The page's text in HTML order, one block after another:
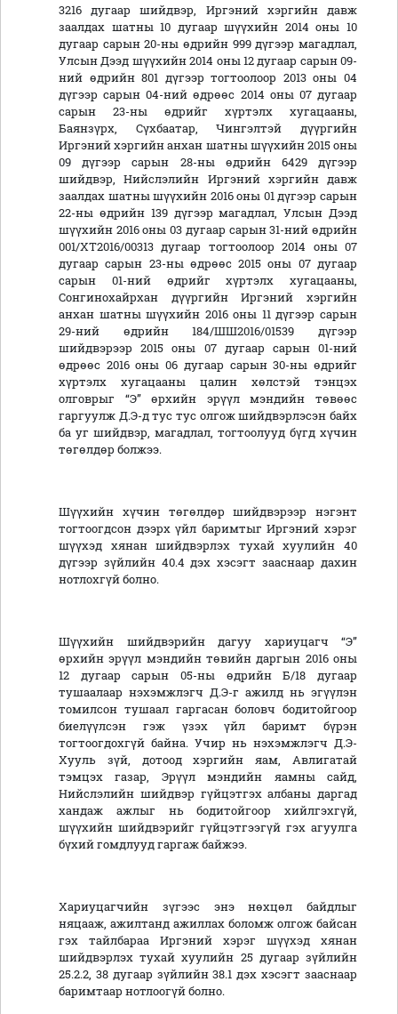
3216 дугаар шийдвэр, Иргэний хэргийн давж
заалдах шатны 10 дугаар шүүхийн 2014 оны 10
дугаар сарын 20-ны өдрийн 999 дүгээр магадлал,
Улсын Дээд шүүхийн 2014 оны 12 дугаар сарын 09-
ний өдрийн 801 дүгээр тогтоолоор 2013 оны 04
дүгээр сарын 04-ний өдрөөс 2014 оны 07 дугаар
сарын 23-ны өдрийг хүртэлх хугацааны,
Баянзүрх, Сүхбаатар, Чингэлтэй дүүргийн
Иргэний хэргийн анхан шатны шүүхийн 2015 оны
09 дүгээр сарын 28-ны өдрийн 6429 дүгээр
шийдвэр, Нийслэлийн Иргэний хэргийн давж
заалдах шатны шүүхийн 2016 оны 01 дүгээр сарын
22-ны өдрийн 139 дүгээр магадлал, Улсын Дээд
шүүхийн 2016 оны 03 дугаар сарын 31-ний өдрийн
001/ХТ2016/00313 дугаар тогтоолоор 2014 оны 07
дугаар сарын 23-ны өдрөөс 2015 оны 07 дугаар
сарын 01-ний өдрийг хүртэлх хугацааны,
Сонгинохайрхан дүүргийн Иргэний хэргийн
анхан шатны шүүхийн 2016 оны 11 дүгээр сарын
29-ний өдрийн 184/ШШ2016/01539 дүгээр
шийдвэрээр 2015 оны 07 дугаар сарын 01-ний
өдрөөс 2016 оны 06 дугаар сарын 30-ны өдрийг
хүртэлх хугацааны цалин хөлстэй тэнцэх
олговрыг “Э” өрхийн эрүүл мэндийн төвөөс
гаргуулж Д.Э-д тус тус олгож шийдвэрлэсэн байх
ба уг шийдвэр, магадлал, тогтоолууд бүгд хүчин
төгөлдөр болжээ.
Шүүхийн хүчин төгөлдөр шийдвэрээр нэгэнт
тогтоогдсон дээрх үйл баримтыг Иргэний хэрэг
шүүхэд хянан шийдвэрлэх тухай хуулийн 40
дүгээр зүйлийн 40.4 дэх хэсэгт зааснаар дахин
нотлохгүй болно.
Шүүхийн шийдвэрийн дагуу хариуцагч “Э”
өрхийн эрүүл мэндийн төвийн даргын 2016 оны
12 дугаар сарын 05-ны өдрийн Б/18 дугаар
тушаалаар нэхэмжлэгч Д.Э-г ажилд нь эгүүлэн
томилсон тушаал гаргасан боловч бодитойгоор
биелүүлсэн гэж үзэх үйл баримт бүрэн
тогтоогдохгүй байна. Учир нь нэхэмжлэгч Д.Э-
Хууль зүй, дотоод хэргийн яам, Авлигатай
тэмцэх газар, Эрүүл мэндийн яамны сайд,
Нийслэлийн шийдвэр гүйцэтгэх албаны даргад
хандаж ажлыг нь бодитойгоор хийлгэхгүй,
шүүхийн шийдвэрийг гүйцэтгээгүй гэх агуулга
бүхий гомдлууд гаргаж байжээ.
Хариуцагчийн зүгээс энэ нөхцөл байдлыг
няцааж, ажилтанд ажиллах боломж олгож байсан
гэх тайлбараа Иргэний хэрэг шүүхэд хянан
шийдвэрлэх тухай хуулийн 25 дугаар зүйлийн
25.2.2, 38 дугаар зүйлийн 38.1 дэх хэсэгт зааснаар
баримтаар нотлоогүй болно.